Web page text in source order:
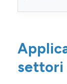
settori